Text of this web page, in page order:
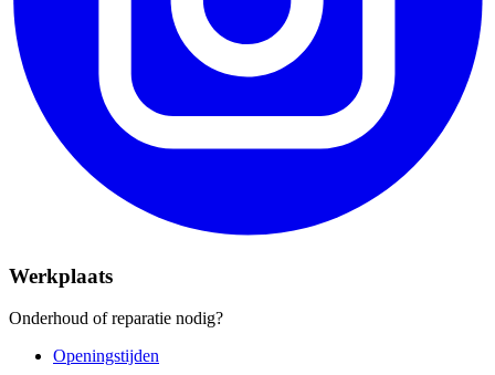
Werkplaats
Onderhoud of reparatie nodig?
Openingstijden